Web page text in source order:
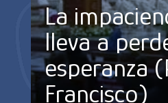
La
lleva a
esperanza
Francisco)